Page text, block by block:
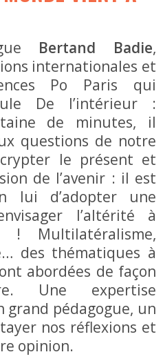
Bertand Badie,
internationales et
Po Paris qui
De l’intérieur :
de minutes, il
questions de notre
le présent et
de l’avenir : il est
lui d’adopter une
l’altérité à
! Multilatéralisme,
des thématiques à
abordées de façon
Une expertise
grand pédagogue, un
nos réflexions et
opinion.